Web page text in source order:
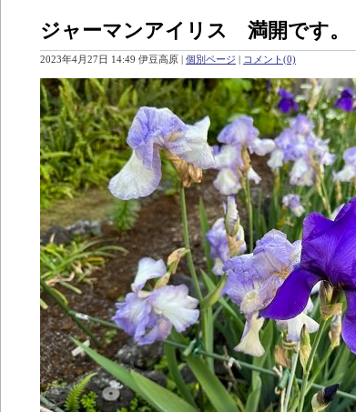
ジャーマンアイリス 満開です。
2023年4月27日 14:49 伊豆高原 | 個別ページ | コメント(0)